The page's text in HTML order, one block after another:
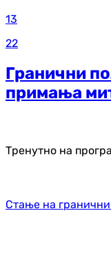
13
22
Гранични
примања
Тренутно на
Стање на